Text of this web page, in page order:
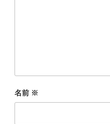
名前 ※